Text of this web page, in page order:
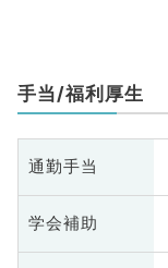
手当/福利厚生
通勤手当
学会補助